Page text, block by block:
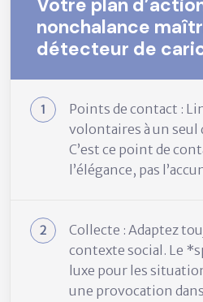
Votre plan
nonchalance
détecteur de
Points de contact :
volontaires à un seul
C’est ce point de
l’élégance, pas
Collecte : Adaptez
contexte social. Le
luxe pour les
une provocation